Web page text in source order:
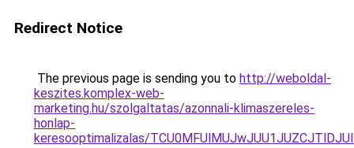
Redirect Notice
The previous page is sending you to http://weboldal-
keszites.komplex-web-
marketing.hu/szolgaltatas/azonnali-klimaszereles-
honlap-
keresooptimalizalas/